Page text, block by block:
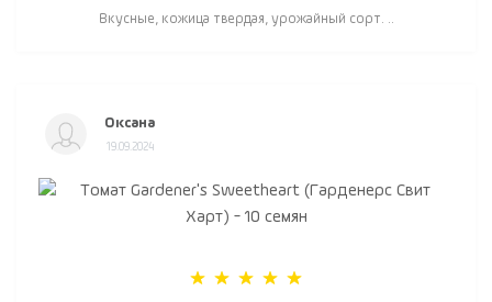
Вкусные, кожица твердая, урожайный сорт. ..
Оксана
19.09.2024